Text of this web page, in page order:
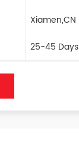
Xiamen,CN
25-45 Days